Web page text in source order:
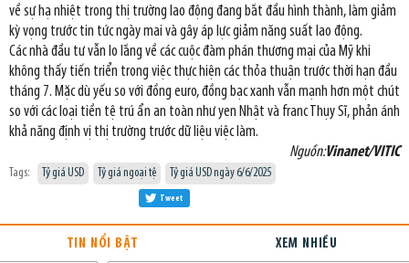
về sự hạ nhiệt trong thị trường lao động đang bắt đầu hình thành, làm giảm
kỳ vọng trước tin tức ngày mai và gây áp lực giảm năng suất lao động.
Các nhà đầu tư vẫn lo lắng về các cuộc đàm phán thương mại của Mỹ khi
không thấy tiến triển trong việc thực hiện các thỏa thuận trước thời hạn đầu
tháng 7. Mặc dù yếu so với đồng euro, đồng bạc xanh vẫn mạnh hơn một chút
so với các loại tiền tệ trú ẩn an toàn như yen Nhật và franc Thụy Sĩ, phản ánh
khả năng định vị thị trường trước dữ liệu việc làm.
Nguồn:Vinanet/VITIC
Tags: Tỷ giá USD Tỷ giá ngoại tệ Tỷ giá USD ngày 6/6/2025
Tweet
TIN NỔI BẬT XEM NHIỀU